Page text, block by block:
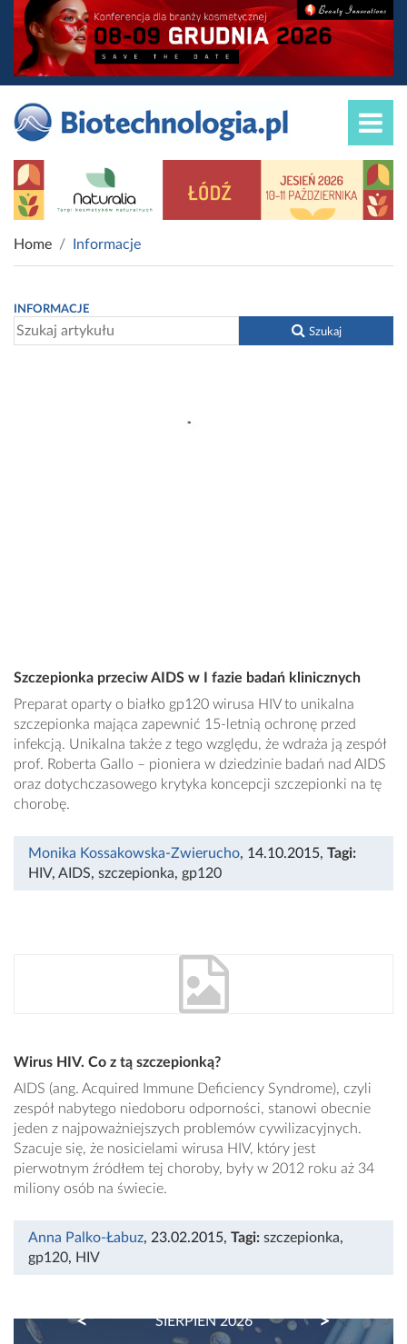
Home Informacje
INFORMACJE
Szukaj
Szczepionka przeciw AIDS w I fazie badań klinicznych
Preparat oparty o białko gp120 wirusa HIV to unikalna
szczepionka mająca zapewnić 15-letnią ochronę przed
infekcją. Unikalna także z tego względu, że wdraża ją zespół
prof. Roberta Gallo – pioniera w dziedzinie badań nad AIDS
oraz dotychczasowego krytyka koncepcji szczepionki na tę
chorobę.
Monika Kossakowska-Zwierucho, 14.10.2015, Tagi:
HIV, AIDS, szczepionka, gp120
Wirus HIV. Co z tą szczepionką?
AIDS (ang. Acquired Immune Deficiency Syndrome), czyli
zespół nabytego niedoboru odporności, stanowi obecnie
jeden z najpoważniejszych problemów cywilizacyjnych.
Szacuje się, że nosicielami wirusa HIV, który jest
pierwotnym źródłem tej choroby, były w 2012 roku aż 34
miliony osób na świecie.
Anna Palko-Łabuz, 23.02.2015, Tagi: szczepionka,
gp120, HIV
SIERPIEŃ 2026
PREVIOUS NEXT